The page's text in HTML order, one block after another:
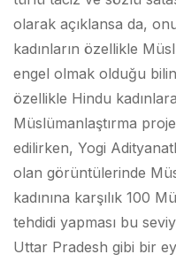
olarak açıklansa da,
kadınların özellikle
engel olmak olduğu
özellikle Hindu
Müslümanlaştırma
edilirken, Yogi
olan görüntülerinde
kadınına karşılık 100
tehdidi yapması bu
Uttar Pradesh gibi bir